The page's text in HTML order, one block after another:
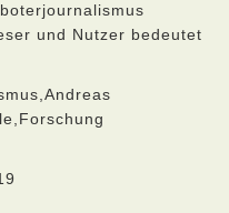
und Nutzer bedeutet